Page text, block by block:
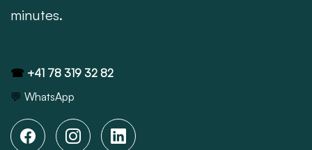
minutes.
☎ +41 78 319 32 82
💬 WhatsApp